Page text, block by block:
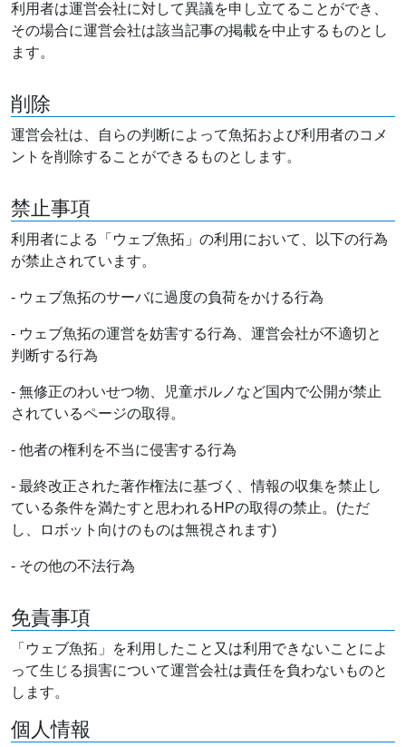
利用者は運営会社に対して異議を申し立てることができ、
その場合に運営会社は該当記事の掲載を中止するものとし
ます。
削除
運営会社は、自らの判断によって魚拓および利用者のコメ
ントを削除することができるものとします。
禁止事項
利用者による「ウェブ魚拓」の利用において、以下の行為
が禁止されています。
- ウェブ魚拓のサーバに過度の負荷をかける行為
- ウェブ魚拓の運営を妨害する行為、運営会社が不適切と
判断する行為
- 無修正のわいせつ物、児童ポルノなど国内で公開が禁止
されているページの取得。
- 他者の権利を不当に侵害する行為
- 最終改正された著作権法に基づく、情報の収集を禁止し
ている条件を満たすと思われるHPの取得の禁止。(ただ
し、ロボット向けのものは無視されます)
- その他の不法行為
免責事項
「ウェブ魚拓」を利用したこと又は利用できないことによ
って生じる損害について運営会社は責任を負わないものと
します。
個人情報